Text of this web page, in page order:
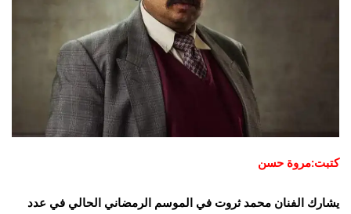
كتبت:مروة حسن
يشارك الفنان محمد ثروت في الموسم الرمضاني الحالي في عدد